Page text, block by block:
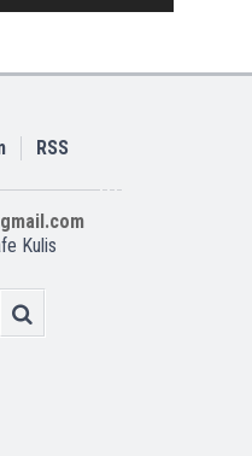
RSS
Kulis